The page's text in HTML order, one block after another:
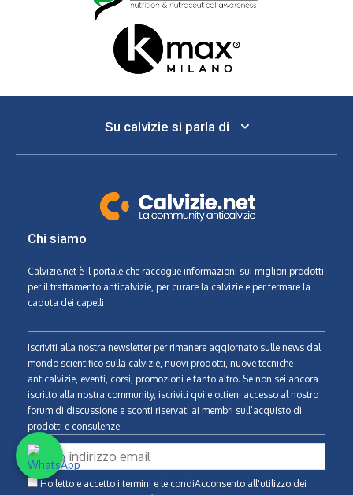
Su calvizie si parla di
Chi siamo
Calvizie.net è il portale che raccoglie informazioni sui migliori prodotti
per il trattamento anticalvizie, per curare la calvizie e per fermare la
caduta dei capelli
Iscriviti alla nostra newsletter per rimanere aggiornato sulle news dal
mondo scientifico sulla calvizie, nuovi prodotti, nuove tecniche
anticalvizie, eventi, corsi, promozioni e tanto altro. Se non sei ancora
iscritto alla nostra community, iscriviti qui e ottieni accesso al nostro
forum di discussione e sconti riservati ai membri sull’acquisto di
prodotti e consulenze.
Ho letto e accetto i termini e le condiAcconsento all'utilizzo dei